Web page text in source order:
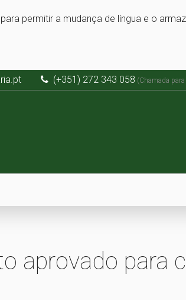
permitir a mudança de língua e o
(+351) 272 343 058 (Chamada
aprovado para